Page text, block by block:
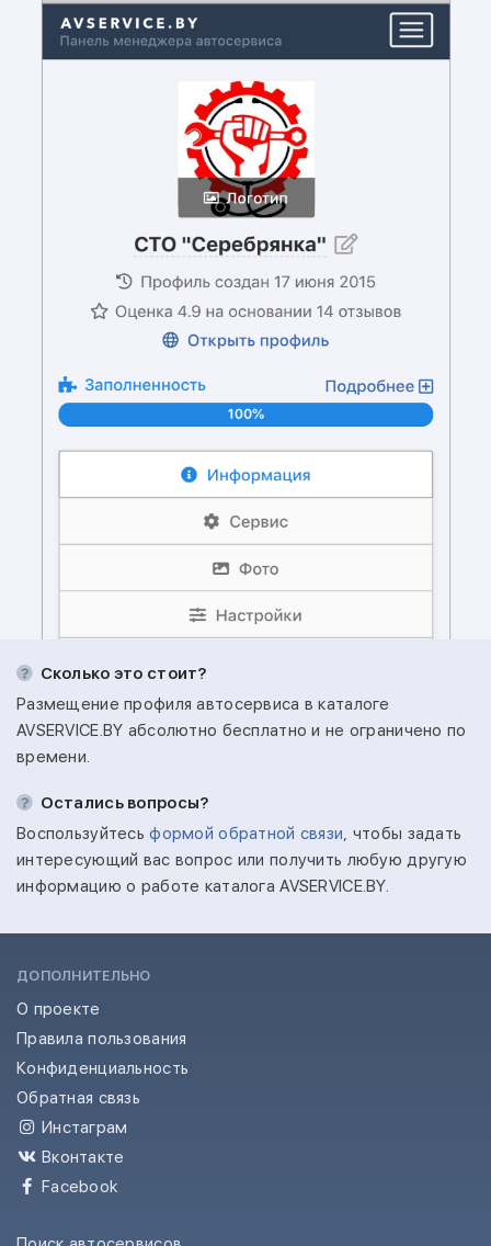
Сколько это стоит?
Размещение профиля автосервиса в каталоге
AVSERVICE.BY абсолютно бесплатно и не ограничено по
времени.
Остались вопросы?
Воспользуйтесьформой обратной связи, чтобы задать
интересующий вас вопрос или получить любую другую
информацию о работе каталога AVSERVICE.BY.
ДОПОЛНИТЕЛЬНО
О проекте
Правила пользования
Конфиденциальность
Обратная связь
Инстаграм
Вконтакте
Facebook